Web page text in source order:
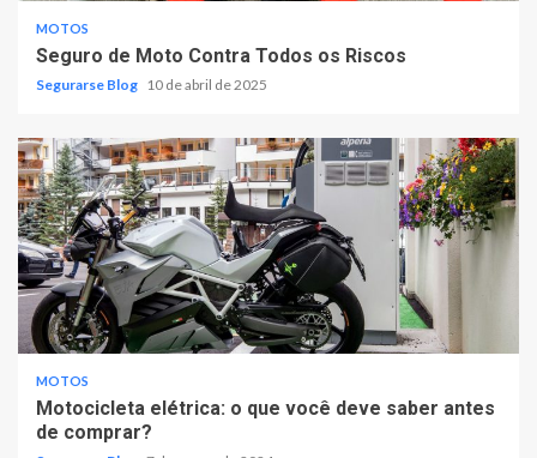
MOTOS
Seguro de Moto Contra Todos os Riscos
Segurarse Blog 10 de abril de 2025
MOTOS
Motocicleta elétrica: o que você deve saber antes
de comprar?